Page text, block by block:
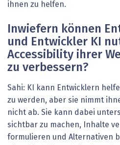
ihnen zu helfen.
Inwiefern können
und Entwickler KI
Accessibility ihrer
zu verbessern?
Sahi: KI kann Entwicklern
zu werden, aber sie nimmt
nicht ab. Sie kann dabei
sichtbar zu machen, Inhalte
formulieren und Alternativen